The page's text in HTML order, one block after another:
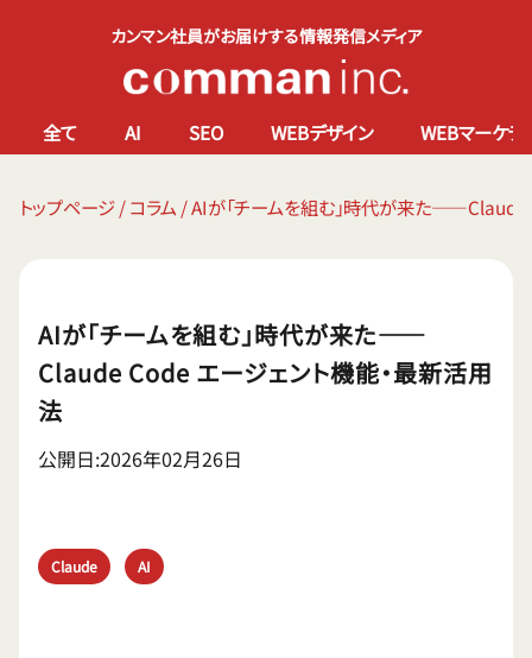
カンマン社員がお届けする情報発信メディア
全て AI SEO WEBデザイン WEBマーケテ
トップページ/コラム /AIが「チームを組む」時代が来た——Claude
AIが「チームを組む」時代が来た——
Claude Code エージェント機能・最新活用
法
公開日:2026年02月26日
Claude AI